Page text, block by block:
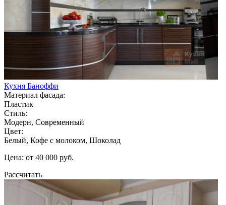
Кухня Баноффи
Материал фасада:
Пластик
Стиль:
Модерн, Современный
Цвет:
Белый, Кофе с молоком, Шоколад
Цена: от 40 000 руб.
Рассчитать